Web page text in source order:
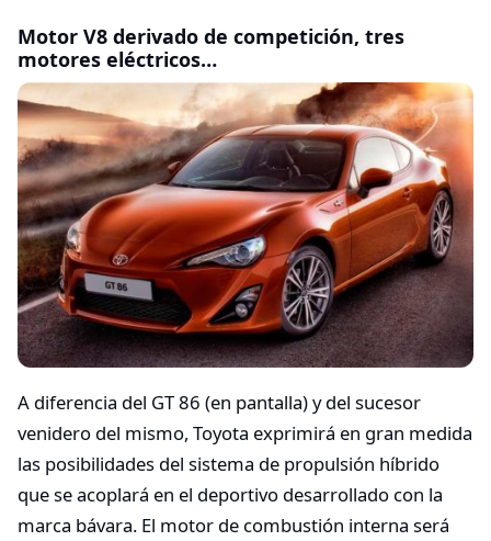
Motor V8 derivado de competición, tres
motores eléctricos…
A diferencia del GT 86 (en pantalla) y del sucesor
venidero del mismo, Toyota exprimirá en gran medida
las posibilidades del sistema de propulsión híbrido
que se acoplará en el deportivo desarrollado con la
marca bávara. El motor de combustión interna será